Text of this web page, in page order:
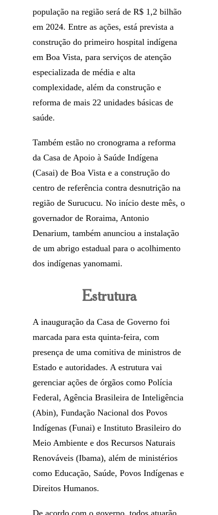
população na região será de R$ 1,2 bilhão
em 2024. Entre as ações, está prevista a
construção do primeiro hospital indígena
em Boa Vista, para serviços de atenção
especializada de média e alta
complexidade, além da construção e
reforma de mais 22 unidades básicas de
saúde.
Também estão no cronograma a reforma
da Casa de Apoio à Saúde Indígena
(Casai) de Boa Vista e a construção do
centro de referência contra desnutrição na
região de Surucucu. No início deste mês, o
governador de Roraima, Antonio
Denarium, também anunciou a instalação
de um abrigo estadual para o acolhimento
dos indígenas yanomami.
Estrutura
A inauguração da Casa de Governo foi
marcada para esta quinta-feira, com
presença de uma comitiva de ministros de
Estado e autoridades. A estrutura vai
gerenciar ações de órgãos como Polícia
Federal, Agência Brasileira de Inteligência
(Abin), Fundação Nacional dos Povos
Indígenas (Funai) e Instituto Brasileiro do
Meio Ambiente e dos Recursos Naturais
Renováveis (Ibama), além de ministérios
como Educação, Saúde, Povos Indígenas e
Direitos Humanos.
De acordo com o governo, todos atuarão